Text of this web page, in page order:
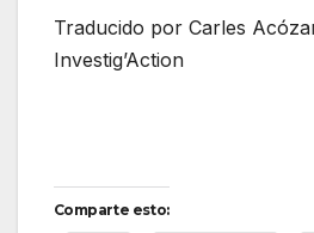
Traducido por Carles
Investig’Action
Comparte esto: